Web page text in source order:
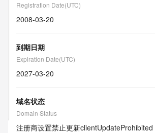
Registration Date(UTC)
2008-03-20
到期日期
Expiration Date(UTC)
2027-03-20
域名状态
Domain Status
注册商设置禁止更新clientUpdateProhibited